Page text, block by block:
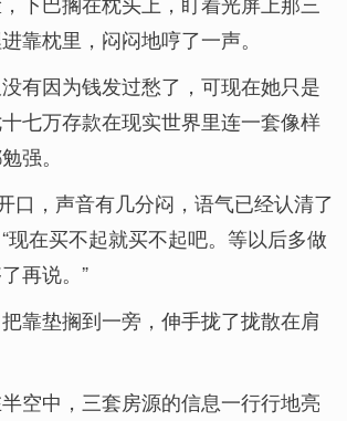
靠枕里，闷闷地哼了一声。
有因为钱发过愁了，可现在她只是
七万存款在现实世界里连一套像样
强。
口，声音有几分闷，语气已经认清了
现在买不起就买不起吧。等以后多做
再说。”
靠垫搁到一旁，伸手拢了拢散在肩
空中，三套房源的信息一行行地亮